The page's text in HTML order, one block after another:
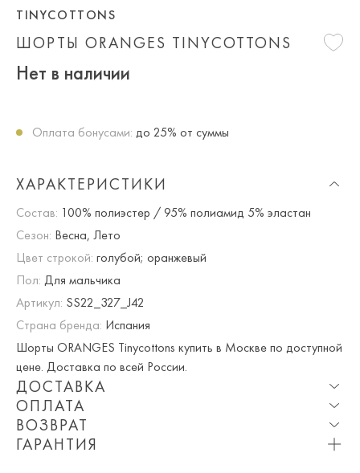
ШОРТЫ ORANGES TINYCOTTONS
TINYCOTTONS
Нет в наличии
Оплата бонусами: до 25% от суммы
ХАРАКТЕРИСТИКИ
Состав: 100% полиэстер / 95% полиамид 5% эластан
Сезон: Весна, Лето
Цвет строкой: голубой; оранжевый
Пол: Для мальчика
Артикул: SS22_327_J42
Страна бренда: Испания
Шорты ORANGES Tinycottons купить в Москве по доступной
цене. Доставка по всей России.
ДОСТАВКА
Опция частичная доставка и примерка доступна для
Москвы и МО.
ОПЛАТА
При оплате онлайн вы получаете 10% скидку. Любые
купоны и акции суммируются!
ВОЗВРАТ
Мы вернем или обменяем любой приобретенный вами
ГАРАНТИЯ